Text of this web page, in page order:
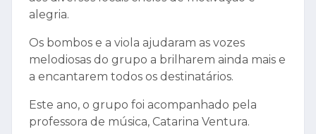
RELACIONADAS